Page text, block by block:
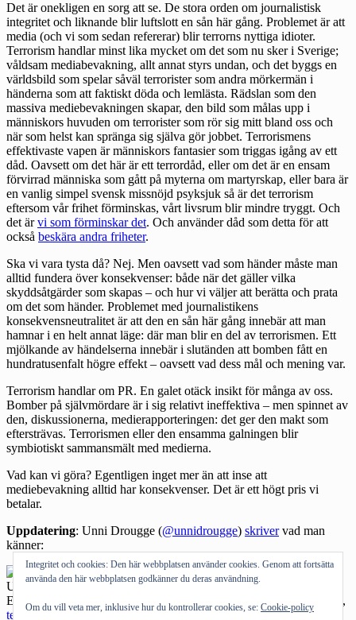
Det är onekligen en sorg att se. De stora orden om journalistisk
integritet och liknande blir luftslott en sån här gång. Problemet är att
media (och vi som sedan refererar) blir terrorns nyttiga idioter.
Terrorism handlar minst lika mycket om det som nu sker i Sverige;
våldsam mediabevakning, allt annat styrs undan, och det byggs en
världsbild som spelar såväl terrorister som andra mörkermän i
händerna som att faktiskt döda och lemlästa. Rädslan som den
massiva mediebevakningen skapar, den bild som målas upp i
människors huvuden om terrorister som rör sig mitt bland oss och
när som helst kan spränga sig själva gör jobbet. Terrorismens
effektivaste vapen är människors fantasier som triggas igång av ett
dåd. Oavsett om det här är ett terrordåd, eller om det är en ensam
förvirrad människa som gått på myterna om martyrskap, eller bara är
en vanlig simpel svensk missnöjd psyksjuk så är det terrorism
eftersom vår frihet förminskas, vårt livsrum blir mindre tryggt. Och
det ärvi som förminskar det. Och använder dåd som detta för att
också beskära andra friheter.
Ska vi vara tysta då? Nej. Men oavsett vad som händer måste man
alltid fundera över konsekvenser: både när det gäller vilka
skyddsåtgärder som skapas – och hur vi väljer att berätta och prata
om det som händer. Problemet med journalistikens
konsekvensneutralitet är att den en sån här gång innebär att man
hamnar i en helt annat läge: där man blir en del av terrorismen. Ett
mjölkande av händelserna innebär i slutänden att bomben fått en
hundratusenfalt högre effekt – oavsett vad dess mål och mening var.
Terrorism handlar om PR. En galet otäck insikt för många av oss.
Bomber på självmördare är i sig relativt ineffektiva – men spinnet av
den, diskussionerna, medierapporteringen: det ger den makt som
eftersträvas. Terrorismen eller den ensamma galningen blir
symbiotiskt sammansmält med medierna.
Vad kan vi göra? Egentligen inget mer än att inse att
mediebevakning alltid har konsekvenser. Det är ett högt pris vi
betalar.
Uppdatering: Unni Drougge (@unnidrougge) skrivervad man
känner:
@Unni Drougge: Det ?inte terrord?t i ..." />
Uploaded withSkitch!
Etiketter:
kalendern , konsekvens, konsekvensneutralitet media
,
terrorismKategorier:Allmänt tyckande
Integritet och cookies: Den här webbplatsen använder cookies. Genom att fortsätta
använda den här webbplatsen godkänner du deras användning.
Om du vill veta mer, inklusive hur du kontrollerar cookies, se: Cookie-policy